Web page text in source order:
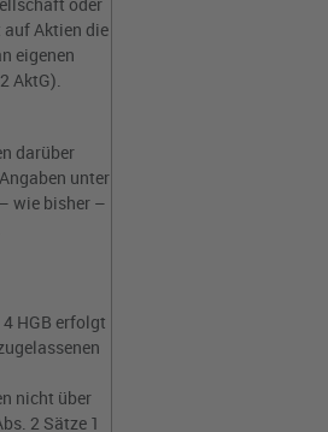
oder
Aktien die
eigenen
AktG).
darüber
unter
wie bisher –
HGB erfolgt
nicht über
2 Sätze 1